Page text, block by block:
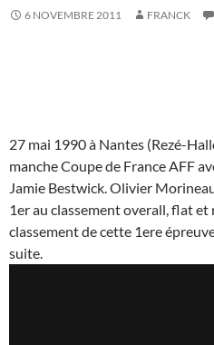
6 NOVEMBRE 2011 FRANCK
27 mai 1990 à Nantes (Rezé-
manche Coupe de France AFF
Jamie Bestwick. Olivier
1er au classement overall, flat et
classement de cette 1ere
suite.